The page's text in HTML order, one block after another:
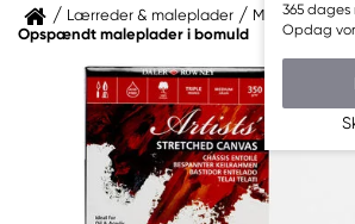
365
Opdag
Lærreder & maleplader
Maleplader
Opspændt maleplader i bomuld